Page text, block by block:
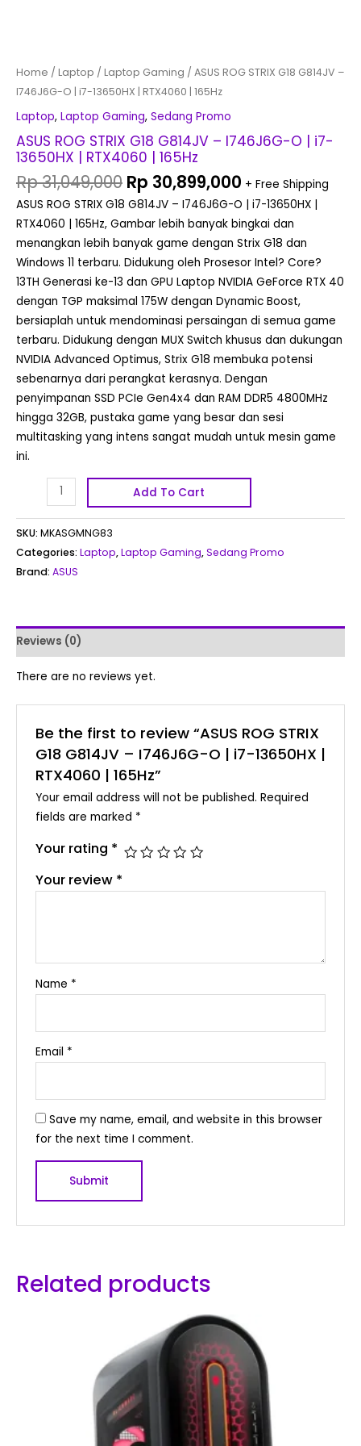
Home / Laptop / Laptop Gaming / ASUS ROG STRIX G18 G814JV –
I746J6G-O | i7-13650HX | RTX4060 | 165Hz
Laptop, Laptop Gaming, Sedang Promo
ASUS ROG STRIX G18 G814JV – I746J6G-O | i7-
13650HX | RTX4060 | 165Hz
Rp31,049,000 Rp 30,899,000 + Free Shipping
ASUS ROG STRIX G18 G814JV – I746J6G-O | i7-13650HX |
RTX4060 | 165Hz, Gambar lebih banyak bingkai dan
menangkan lebih banyak game dengan Strix G18 dan
Windows 11 terbaru. Didukung oleh Prosesor Intel? Core?
13TH Generasi ke-13 dan GPU Laptop NVIDIA GeForce RTX 40
dengan TGP maksimal 175W dengan Dynamic Boost,
bersiaplah untuk mendominasi persaingan di semua game
terbaru. Didukung dengan MUX Switch khusus dan dukungan
NVIDIA Advanced Optimus, Strix G18 membuka potensi
sebenarnya dari perangkat kerasnya. Dengan
penyimpanan SSD PCIe Gen4x4 dan RAM DDR5 4800MHz
hingga 32GB, pustaka game yang besar dan sesi
multitasking yang intens sangat mudah untuk mesin game
ini.
Add To Cart
SKU: MKASGMNG83
Categories: Laptop,Laptop Gaming,Sedang Promo
Brand: ASUS
Reviews (0)
There are no reviews yet.
Be the first to review “ASUS ROG STRIX
G18 G814JV – I746J6G-O | i7-13650HX |
RTX4060 | 165Hz”
Your email address will not be published. Required
fields are marked *
Your rating *
Your review *
Name *
Email *
Save my name, email, and website in this browser
for the next time I comment.
Related products